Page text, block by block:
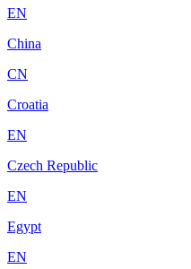
EN
China
CN
Croatia
EN
Czech Republic
EN
Egypt
EN